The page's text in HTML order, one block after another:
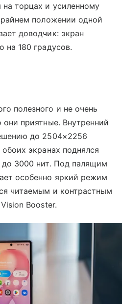
торцах и усиленному
положении одной
доводчик: экран
на 180 градусов.
полезного и не очень
приятные. Внутренний
до 2504×2256
экранах поднялся
3000 нит. Под палящим
особенно яркий режим
читаемым и контрастным
Booster.